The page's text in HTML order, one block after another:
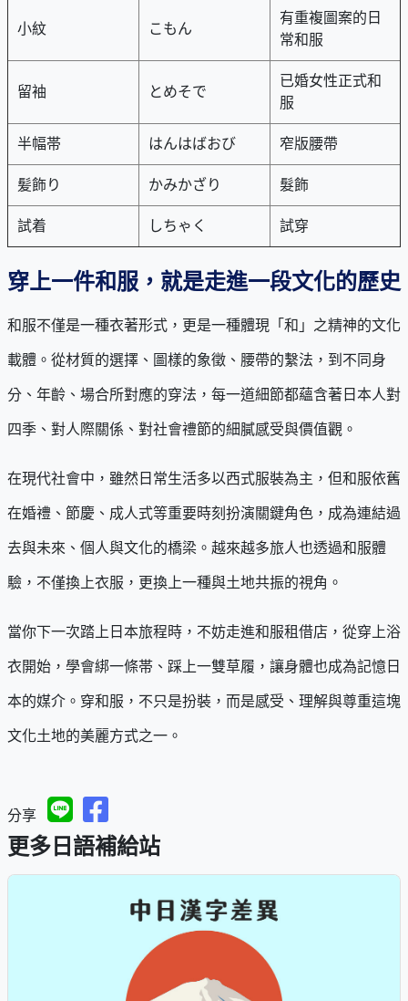
小紋 こもん
有重複圖案的日
常和服
留袖 とめそで
已婚女性正式和
服
半幅帯 はんはばおび 窄版腰帶
髪飾り かみかざり 髮飾
試着 しちゃく 試穿
穿上一件和服，就是走進一段文化的歷史
和服不僅是一種衣著形式，更是一種體現「和」之精神的文化
載體。從材質的選擇、圖樣的象徵、腰帶的繫法，到不同身
分、年齡、場合所對應的穿法，每一道細節都蘊含著日本人對
四季、對人際關係、對社會禮節的細膩感受與價值觀。
在現代社會中，雖然日常生活多以西式服裝為主，但和服依舊
在婚禮、節慶、成人式等重要時刻扮演關鍵角色，成為連結過
去與未來、個人與文化的橋梁。越來越多旅人也透過和服體
驗，不僅換上衣服，更換上一種與土地共振的視角。
當你下一次踏上日本旅程時，不妨走進和服租借店，從穿上浴
衣開始，學會綁一條帯、踩上一雙草履，讓身體也成為記憶日
本的媒介。穿和服，不只是扮裝，而是感受、理解與尊重這塊
文化土地的美麗方式之一。
分享
更多日語補給站